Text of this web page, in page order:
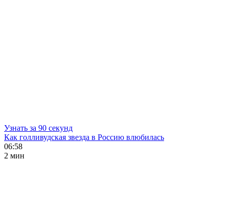
Узнать за 90 секунд
Как голливудская звезда в Россию влюбилась
06:58
2 мин